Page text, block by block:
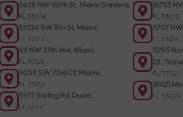
5628 NW 167th St, Miami Gardens,
FL 33014
10524 SW 8th St, Miami,
FL 33174
69 NW 27th Ave, Miami,
FL 33125
9059 SW 73rd Ct, Miami,
FL 33156
5977 Stirling Rd, Davie,
FL 33314
16733
FL 33015
3707
FL 33126
8295
23,
FL 33321
18421
FL 33029